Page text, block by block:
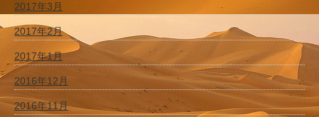
2017年3月
2017年2月
2017年1月
2016年12月
2016年11月